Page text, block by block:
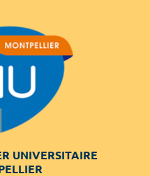
UNIVERSITAIRE